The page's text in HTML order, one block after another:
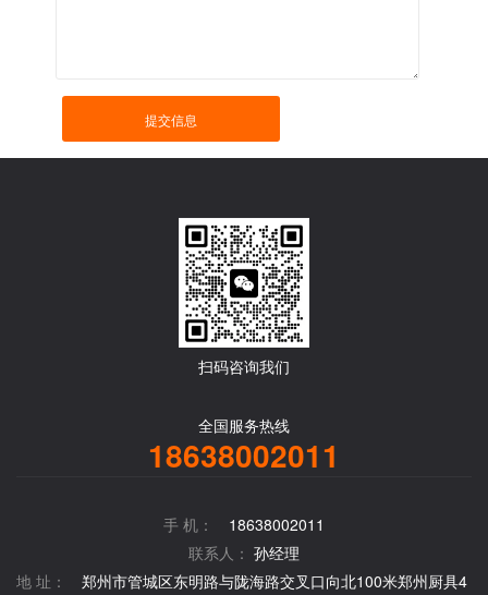
提交信息
扫码咨询我们
全国服务热线
18638002011
手 机：
18638002011
联系人： 孙经理
地 址：
郑州市管城区东明路与陇海路交叉口向北100米郑州厨具4